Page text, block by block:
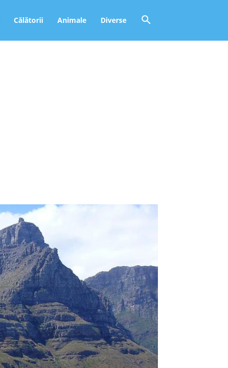
Călătorii Animale Diverse